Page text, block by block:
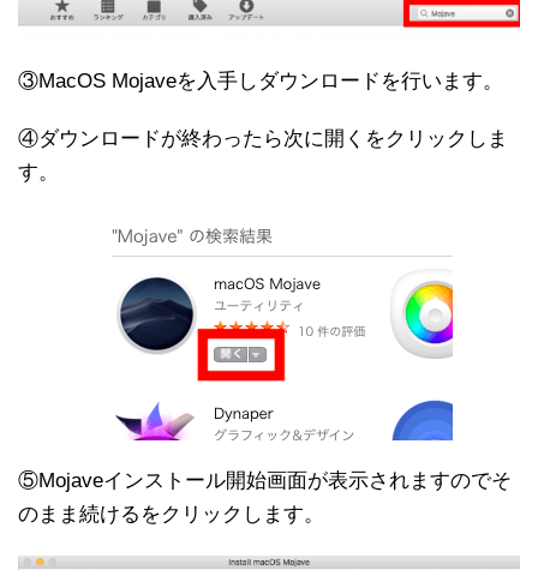
③MacOS Mojaveを入手しダウンロードを行います。
④ダウンロードが終わったら次に開くをクリックしま
す。
⑤Mojaveインストール開始画面が表示されますのでそ
のまま続けるをクリックします。